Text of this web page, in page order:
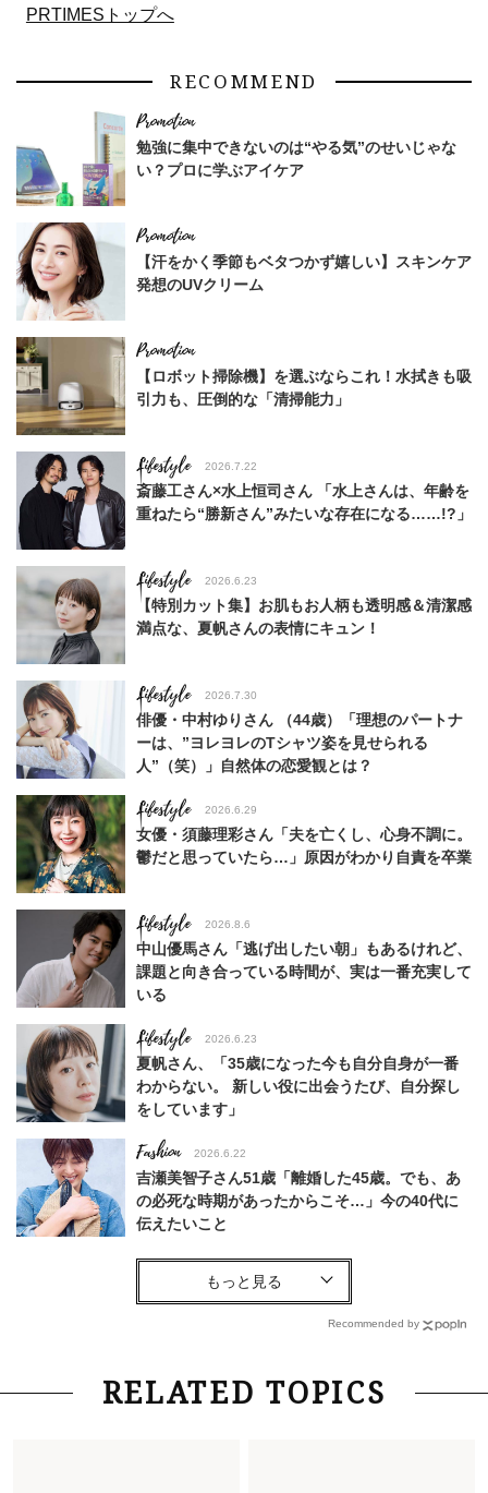
PRTIMESトップへ
RECOMMEND
勉強に集中できないのは“やる気”のせいじゃな
い？プロに学ぶアイケア
【汗をかく季節もベタつかず嬉しい】スキンケア
発想のUVクリーム
【ロボット掃除機】を選ぶならこれ！水拭きも吸
引力も、圧倒的な「清掃能力」
Lifestyle 2026.7.22
斎藤工さん×水上恒司さん 「水上さんは、年齢を
重ねたら“勝新さん”みたいな存在になる……!?」
Lifestyle 2026.6.23
【特別カット集】お肌もお人柄も透明感＆清潔感
満点な、夏帆さんの表情にキュン！
Lifestyle 2026.7.30
俳優・中村ゆりさん （44歳）「理想のパートナ
ーは、”ヨレヨレのTシャツ姿を見せられる
人”（笑）」自然体の恋愛観とは？
Lifestyle 2026.6.29
女優・須藤理彩さん「夫を亡くし、心身不調に。
鬱だと思っていたら…」原因がわかり自責を卒業
Lifestyle 2026.8.6
中山優馬さん「逃げ出したい朝」もあるけれど、
課題と向き合っている時間が、実は一番充実して
いる
Lifestyle 2026.6.23
夏帆さん、「35歳になった今も自分自身が一番
わからない。 新しい役に出会うたび、自分探し
をしています」
Fashion 2026.6.22
吉瀬美智子さん51歳「離婚した45歳。でも、あ
の必死な時期があったからこそ…」今の40代に
伝えたいこと
Fashion
【40代コンサバ派】白Tシャツは「パール×ゴー
Lifestyle 2026.7.29
「お若いですね」は褒め言葉？“若い＝美しい”と
Recommended by
RELATED TOPICS